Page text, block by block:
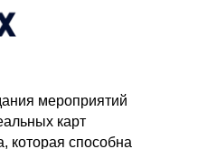
мероприятий
карт
которая способна